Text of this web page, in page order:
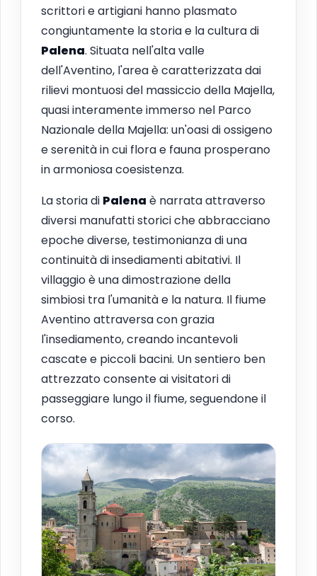
scrittori e artigiani hanno plasmato
congiuntamente la storia e la cultura di
Palena. Situata nell'alta valle
dell'Aventino, l'area è caratterizzata dai
rilievi montuosi del massiccio della Majella,
quasi interamente immerso nel Parco
Nazionale della Majella: un'oasi di ossigeno
e serenità in cui flora e fauna prosperano
in armoniosa coesistenza.
La storia di Palena è narrata attraverso
diversi manufatti storici che abbracciano
epoche diverse, testimonianza di una
continuità di insediamenti abitativi. Il
villaggio è una dimostrazione della
simbiosi tra l'umanità e la natura. Il fiume
Aventino attraversa con grazia
l'insediamento, creando incantevoli
cascate e piccoli bacini. Un sentiero ben
attrezzato consente ai visitatori di
passeggiare lungo il fiume, seguendone il
corso.